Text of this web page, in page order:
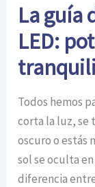
La guía
LED:
Todos hemos
corta la luz, se
oscuro o estás
sol se oculta
diferencia